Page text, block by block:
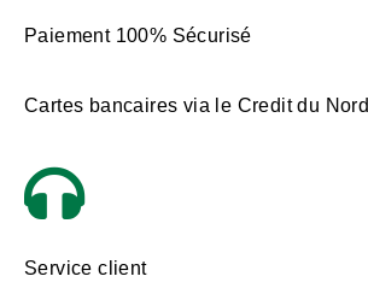
Paiement 100% Sécurisé
Cartes bancaires via le Credit du Nord
Service client